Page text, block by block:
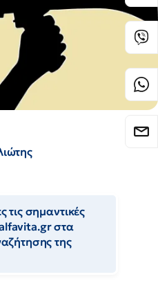
σημαντικές
alfavita.gr στα
της